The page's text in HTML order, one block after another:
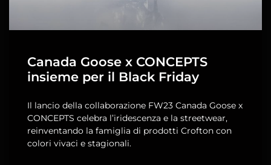
Canada Goose x CONCEPTS
insieme per il Black Friday
Il lancio della collaborazione FW23 Canada Goose x
CONCEPTS celebra l’iridescenza e la streetwear,
reinventando la famiglia di prodotti Crofton con
colori vivaci e stagionali.